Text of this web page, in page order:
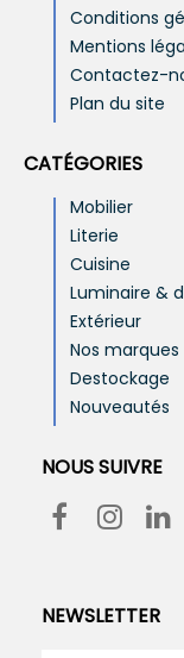
Conditions
Mentions
Contactez-
Plan du site
CATÉGORIES
Mobilier
Literie
Cuisine
Luminaire &
Extérieur
Nos marques
Destockage
Nouveautés
NOUS SUIVRE
NEWSLETTER